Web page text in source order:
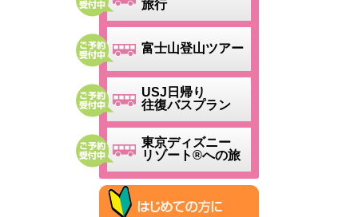
旅行
富士山登山ツアー
USJ日帰り
往復バスプラン
東京ディズニー
リゾート®への旅